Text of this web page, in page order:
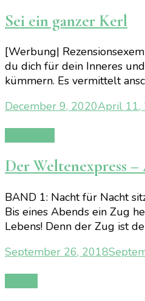
Sei ein ganzer Kerl
[Werbung|
du dich für dein Inneres
kümmern. Es vermittelt
December 9, 2020April 11,
Der Weltenexpress
BAND 1: Nacht für Nacht
Bis eines Abends ein Zug
Lebens! Denn der Zug ist
September 26, 2018